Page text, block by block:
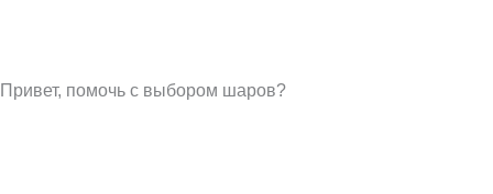
Привет, помочь с выбором шаров?